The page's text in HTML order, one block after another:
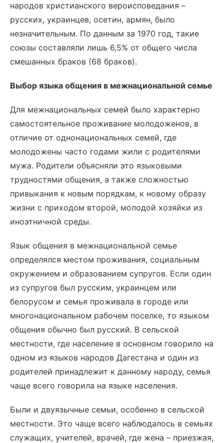
народов христианского вероисповедания –
русских, украинцев, осетин, армян, было
незначительным. По данным за 1970 год, такие
союзы составляли лишь 6,5% от общего числа
смешанных браков (68 браков).
Выбор языка общения в межнациональной семье
Для межнациональных семей было характерно
самостоятельное проживание молодоженов, в
отличие от однонациональных семей, где
молодожены часто годами жили с родителями
мужа. Родители объясняли это языковыми
трудностями общения, а также сложностью
привыкания к новым порядкам, к новому образу
жизни с приходом второй, молодой хозяйки из
иноэтничной среды.
Язык общения в межнациональной семье
определялся местом проживания, социальным
окружением и образованием супругов. Если один
из супругов был русским, украинцем или
белорусом и семья проживала в городе или
многонациональном рабочем поселке, то языком
общения обычно был русский. В сельской
местности, где население в основном говорило на
одном из языков народов Дагестана и один из
родителей принадлежит к данному народу, семья
чаще всего говорила на языке населения.
Были и двуязычные семьи, особенно в сельской
местности. Это чаще всего наблюдалось в семьях
служащих, учителей, врачей, где жена – приезжая,